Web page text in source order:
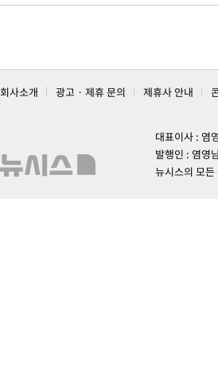
회사소개 광고 · 제휴 문의 제휴사 안내
대표이사 : 염
발행인 : 염영
뉴시스의 모